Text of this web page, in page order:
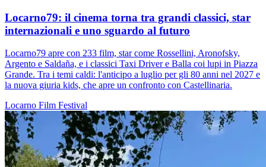
Locarno79: il cinema torna tra grandi classici, star
internazionali e uno sguardo al futuro
Locarno79 apre con 233 film, star come Rossellini, Aronofsky,
Argento e Saldaña, e i classici Taxi Driver e Balla coi lupi in Piazza
Grande. Tra i temi caldi: l'anticipo a luglio per gli 80 anni nel 2027 e
la nuova giuria kids, che apre un confronto con Castellinaria.
Locarno Film Festival